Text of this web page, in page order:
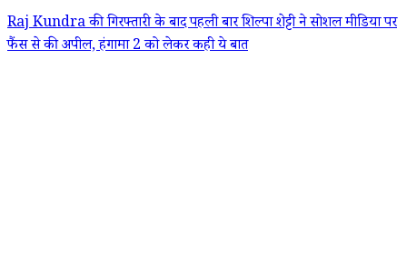
Raj Kundra की गिरफ्तारी के बाद पहली बार शिल्पा शेट्टी ने सोशल मीडिया पर
फैंस से की अपील, हंगामा 2 को लेकर कही ये बात